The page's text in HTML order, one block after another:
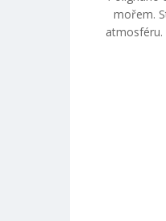
mořem.
atmosféru.